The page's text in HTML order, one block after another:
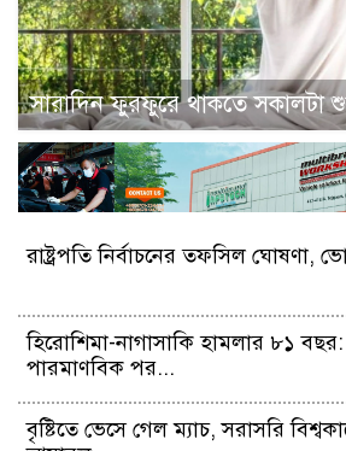
সারাদিন ফুরফুরে থাকতে সকালটা
রাষ্ট্রপতি নির্বাচনের তফসিল ঘোষণা,
হিরোশিমা-নাগাসাকি হামলার ৮১ বছর:
পারমাণবিক পর...
বৃষ্টিতে ভেসে গেল ম্যাচ, সরাসরি